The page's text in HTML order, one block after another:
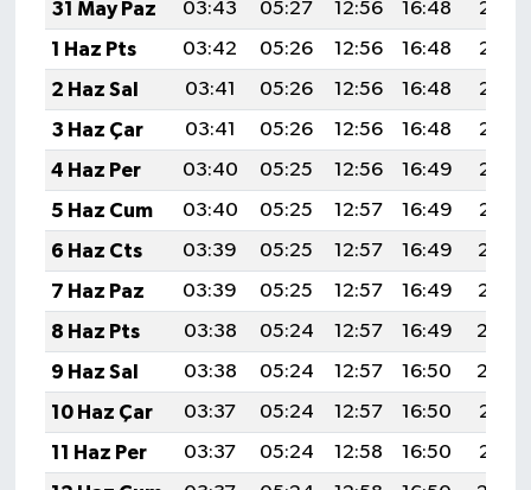
31 May Paz
03:43 05:27 12:56 16:48
20:15
1 Haz Pts
03:42 05:26 12:56 16:48
20:16
2 Haz Sal
03:41 05:26 12:56 16:48
20:16
3 Haz Çar
03:41 05:26 12:56 16:48
20:17
4 Haz Per
03:40 05:25 12:56 16:49
20:17
5 Haz Cum
03:40 05:25 12:57 16:49
20:18
6 Haz Cts
03:39 05:25 12:57 16:49
20:19
7 Haz Paz
03:39 05:25 12:57 16:49
20:19
8 Haz Pts
03:38 05:24 12:57 16:49
20:20
9 Haz Sal
03:38 05:24 12:57 16:50
20:20
10 Haz Çar
03:37 05:24 12:57 16:50
20:21
11 Haz Per
03:37 05:24 12:58 16:50
20:21